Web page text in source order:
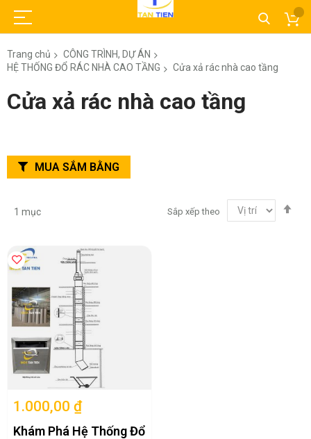
Trang chủ
CÔNG TRÌNH, DỰ ÁN
HỆ THỐNG ĐỔ RÁC NHÀ CAO TẦNG
Cửa xả rác nhà cao tầng
Cửa xả rác nhà cao tầng
1 mục Sắp xếp theo
1.000,00 ₫
Khám Phá Hệ Thống Đổ
MUA SẮM BẰNG